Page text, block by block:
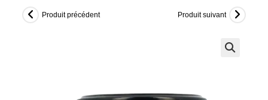
Produit précédent Produit suivant